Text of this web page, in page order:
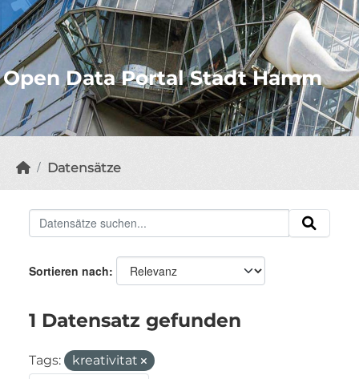
Open Data Portal Stadt Hamm
Datensätze
Sortieren nach
1 Datensatz gefunden
Tags: kreativitat